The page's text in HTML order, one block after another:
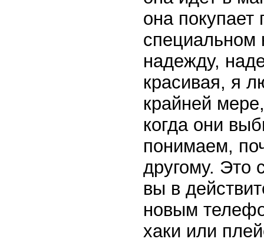
она
специальном
надежду,
красивая, я
крайней
когда они
понимаем,
другому. Это
вы в
новым
хаки или